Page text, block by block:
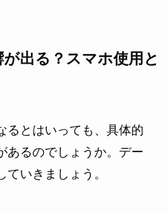
出る？スマホ使用と
るとはいっても、具体的
あるのでしょうか。デー
いきましょう。